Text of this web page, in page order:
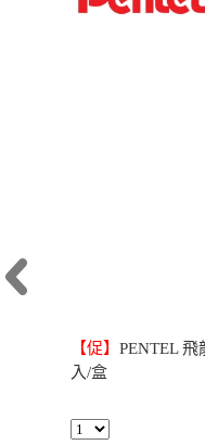
【促】 PENTEL
入/盒